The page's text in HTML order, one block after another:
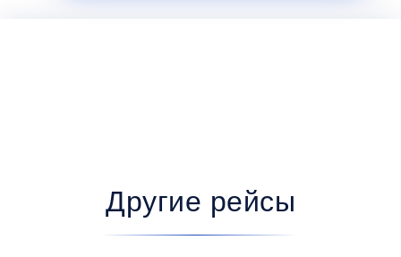
Другие рейсы